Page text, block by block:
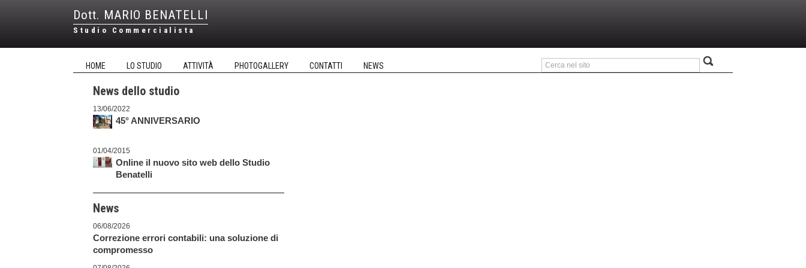
Dott. MARIO BENATELLI
Studio Commercialista
HOME LO STUDIO ATTIVITÀ PHOTOGALLERY CONTATTI NEWS
News dello studio
13/06/2022
45° ANNIVERSARIO
01/04/2015
Online il nuovo sito web dello Studio
Benatelli
News
06/08/2026
Correzione errori contabili: una soluzione di
compromesso